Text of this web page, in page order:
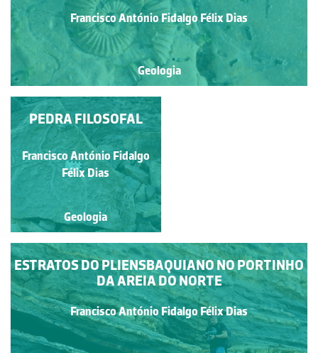
Francisco António Fidalgo Félix Dias
Geologia
ARRIBAS
Francisco António Fidalgo
Félix Dias
Geologia
ESTRATOS DO PLIENSBAQUIANO NO PORTINHO
DA AREIA DO NORTE
Francisco António Fidalgo Félix Dias
PEDRA FILOSOFAL
Francisco António Fidalgo
Félix Dias
Geologia